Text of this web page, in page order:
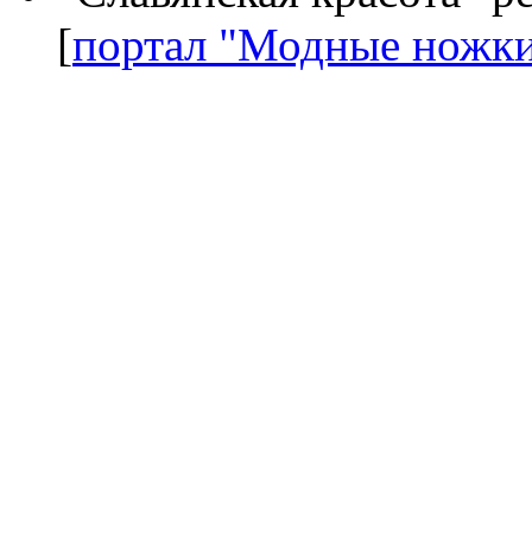
[портал "Модные